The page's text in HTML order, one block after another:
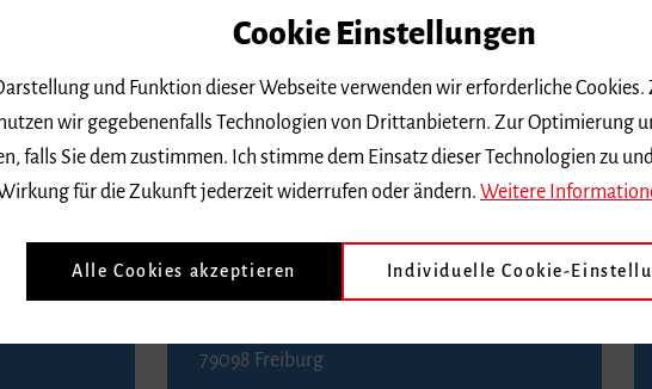
und
6 € für
e. V.
BZ-Kartenservice Freiburg
Kaiser-Joseph-Straße 229
79098 Freiburg
Telefon 0761 4968888 (Reservierungen sind
79098 Freiburg
Cookie Einstellungen
und Funktion dieser Webseite verwenden wir erforderliche
wir gegebenenfalls Technologien von Drittanbietern. Zur Optimierung
falls Sie dem zustimmen. Ich stimme dem Einsatz dieser Technologien zu
für die Zukunft jederzeit widerrufen oder ändern. Weitere
Alle Cookies akzeptieren Individuelle Cookie-